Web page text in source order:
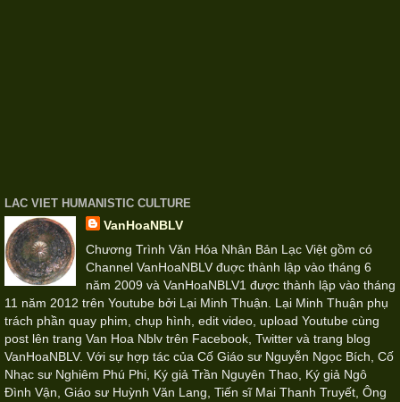
LAC VIET HUMANISTIC CULTURE
VanHoaNBLV
Chương Trình Văn Hóa Nhân Bản Lạc Việt gồm có
Channel VanHoaNBLV đuợc thành lập vào tháng 6
năm 2009 và VanHoaNBLV1 được thành lập vào tháng
11 năm 2012 trên Youtube bởi Lại Minh Thuận. Lại Minh Thuận phụ
trách phần quay phim, chụp hình, edit video, upload Youtube cùng
post lên trang Van Hoa Nblv trên Facebook, Twitter và trang blog
VanHoaNBLV. Với sự hợp tác của Cố Giáo sư Nguyễn Ngọc Bích, Cố
Nhạc sư Nghiêm Phú Phi, Ký giả Trần Nguyên Thao, Ký giả Ngô
Đình Vận, Giáo sư Huỳnh Văn Lang, Tiến sĩ Mai Thanh Truyết, Ông